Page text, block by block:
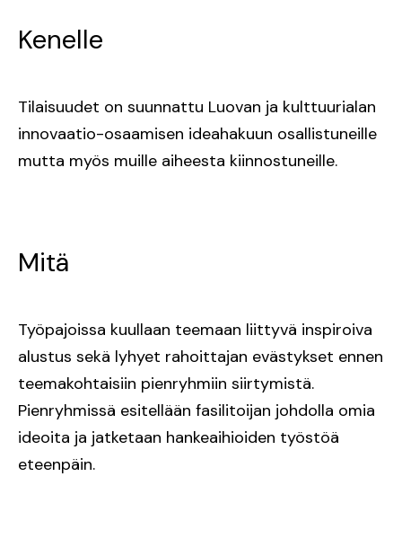
Kenelle
Tilaisuudet on suunnattu Luovan ja kulttuurialan
innovaatio-osaamisen ideahakuun osallistuneille
mutta myös muille aiheesta kiinnostuneille.
Mitä
Työpajoissa kuullaan teemaan liittyvä inspiroiva
alustus sekä lyhyet rahoittajan evästykset ennen
teemakohtaisiin pienryhmiin siirtymistä.
Pienryhmissä esitellään fasilitoijan johdolla omia
ideoita ja jatketaan hankeaihioiden työstöä
eteenpäin.